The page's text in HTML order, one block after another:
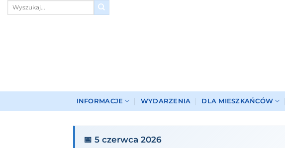
Przewiń
INFORMACJE WYDARZENIA DLA MIESZKAŃCÓW
📅 5 czerwca 2026